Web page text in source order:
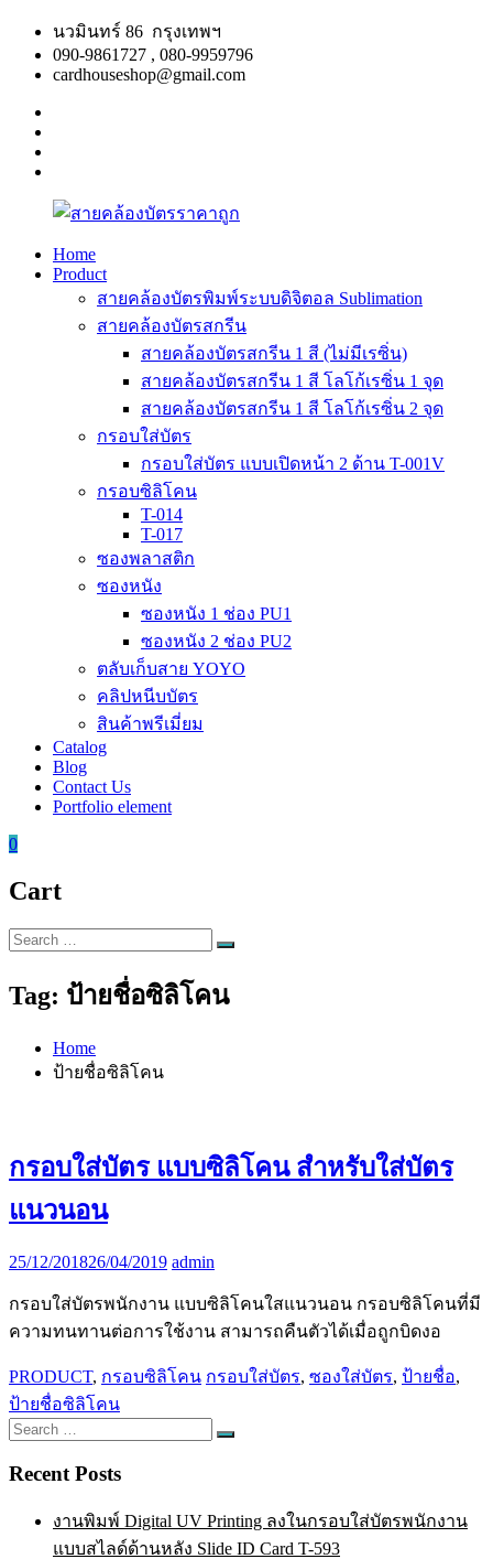
Skip
content
นวมินทร์ 86 กรุงเทพฯ
090-9861727 , 080-9959796
cardhouseshop@gmail.com
สาย
สินค้า
Home
Product
สายคล้องบัตรพิมพ์ระบบดิจิตอล Sublimation
สายคล้องบัตรสกรีน
สายคล้องบัตรสกรีน 1 สี (ไม่มีเรซิ่น)
สายคล้องบัตรสกรีน 1 สี โลโก้เรซิ่น 1 จุด
สายคล้องบัตรสกรีน 1 สี โลโก้เรซิ่น 2 จุด
กรอบใส่บัตร
กรอบใส่บัตร แบบเปิดหน้า 2 ด้าน T-001V
กรอบซิลิโคน
T-014
T-017
ซองพลาสติก
ซองหนัง
ซองหนัง 1 ช่อง PU1
ซองหนัง 2 ช่อง PU2
ตลับเก็บสาย YOYO
คลิปหนีบบัตร
สินค้าพรีเมี่ยม
Catalog
Blog
Contact Us
Portfolio element
0
Cart
Search
for:
Search
Tag: ป้ายชื่อซิลิโคน
Home
ป้ายชื่อซิลิโคน
กรอบใส่บัตร แบบซิลิโคน สำหรับใส่บัตร
แนวนอน
25/12/201826/04/2019 admin
กรอบใส่บัตรพนักงาน แบบซิลิโคนใสแนวนอน กรอบซิลิโคนที่มี
ความทนทานต่อการใช้งาน สามารถคืนตัวได้เมื่อถูกบิดงอ
PRODUCT, กรอบซิลิโคน กรอบใส่บัตร, ซองใส่บัตร, ป้ายชื่อ,
ป้ายชื่อซิลิโคน
Search
for:
Search
Recent Posts
งานพิมพ์ Digital UV Printing ลงในกรอบใส่บัตรพนักงาน
แบบสไลด์ด้านหลัง Slide ID Card T-593